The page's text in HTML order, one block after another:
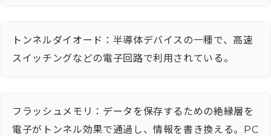
トンネルダイオード：半導体デバイスの一種で、高速
スイッチングなどの電子回路で利用されている。
フラッシュメモリ：データを保存するための絶縁層を
電子がトンネル効果で通過し、情報を書き換える。PC